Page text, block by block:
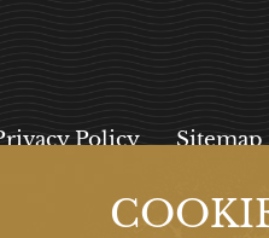
Policy Sitemap